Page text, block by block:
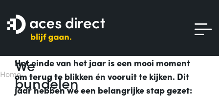
HomeWe
bundelen
Het einde van het jaar is een mooi moment
om terug te blikken én vooruit te kijken. Dit
jaar hebben we een belangrijke stap gezet: